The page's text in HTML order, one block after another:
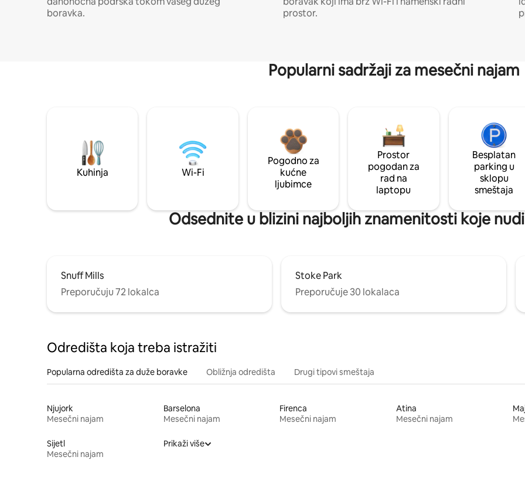
boravka.
prostor.
Popularni sadržaji za mesečni najam
Kuhinja Wi-Fi
Pogodno za
kućne
ljubimce
Prostor
pogodan za
rad na
laptopu
Besplatan
parking u
sklopu
smeštaja
Odsednite u blizini najboljih znamenitosti koje
Snuff Mills
Preporučuju 72 lokalca
Stoke Park
Preporučuje 30 lokalaca
Odredišta koja treba istražiti
Popularna odredišta za duže boravke Obližnja odredišta Drugi tipovi smeštaja
Njujork
Mesečni najam
Barselona
Mesečni najam
Firenca
Mesečni najam
Atina
Mesečni najam
Sijetl
Mesečni najam
Prikaži više